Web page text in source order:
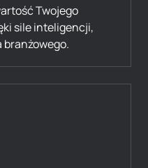
Twojego
sile inteligencji,